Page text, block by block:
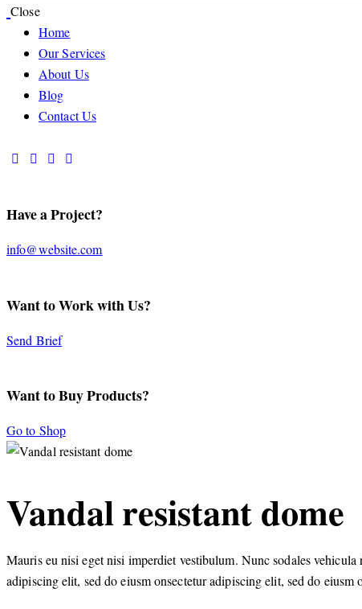
Close
Home
Our Services
About Us
Blog
Contact Us
Have a Project?
info@website.com
Want to Work with Us?
Send Brief
Want to Buy Products?
Go to Shop
Vandal resistant dome
Mauris eu nisi eget nisi imperdiet vestibulum. Nunc sodales
adipiscing elit, sed do eiusm onsectetur adipiscing elit, sed do